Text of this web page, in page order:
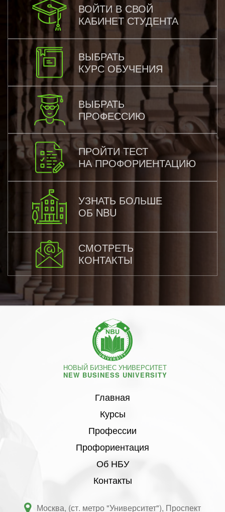
ВОЙТИ В СВОЙ
КАБИНЕТ СТУДЕНТА
ВЫБРАТЬ
КУРС ОБУЧЕНИЯ
ВЫБРАТЬ
ПРОФЕССИЮ
ПРОЙТИ ТЕСТ
НА ПРОФОРИЕНТАЦИЮ
УЗНАТЬ БОЛЬШЕ
ОБ NBU
СМОТРЕТЬ
КОНТАКТЫ
НОВЫЙ БИЗНЕС УНИВЕРСИТЕТ
NEW BUSINESS UNIVERSITY
Главная
Курсы
Профессии
Профориентация
Об НБУ
Контакты
Москва, (ст. метро "Университет"), Проспект